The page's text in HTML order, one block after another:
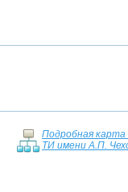
Подробная
ТИ имени А.П.